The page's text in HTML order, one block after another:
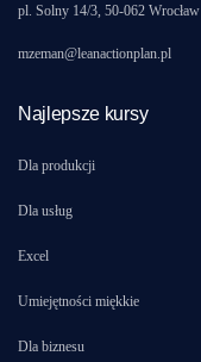
pl. Solny 14/3, 50-062 Wrocław
mzeman@leanactionplan.pl
Najlepsze kursy
Dla produkcji
Dla usług
Excel
Umiejętności miękkie
Dla biznesu